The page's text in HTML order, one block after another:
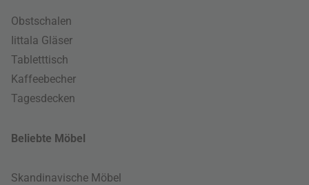
Obstschalen
Iittala Gläser
Tabletttisch
Kaffeebecher
Tagesdecken
Beliebte Möbel
Skandinavische Möbel